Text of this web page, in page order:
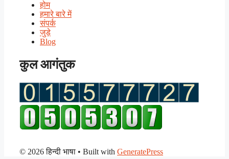
होम
हमारे बारे में
संपर्क
जुड़े
Blog
कुल आगंतुक
© 2026 हिन्दी भाषा • Built with GeneratePress